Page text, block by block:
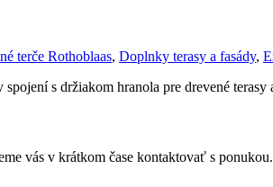
terče Rothoblaas, Doplnky terasy a fasády,
s držiakom hranola pre drevené
vás v krátkom čase kontaktovať s ponukou.